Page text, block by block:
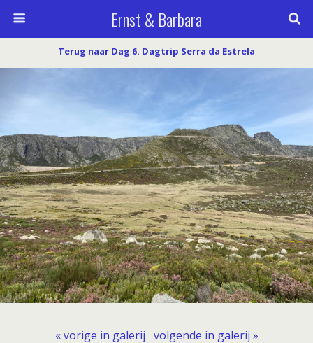
Ernst & Barbara
Terug naar Dag 6. Dagtrip Serra da Estrela
« vorige in galerij volgende in galerij »